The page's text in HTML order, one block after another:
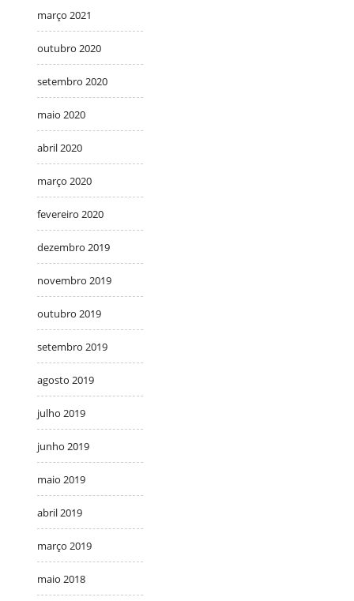
março 2021
outubro 2020
setembro 2020
maio 2020
abril 2020
março 2020
fevereiro 2020
dezembro 2019
novembro 2019
outubro 2019
setembro 2019
agosto 2019
julho 2019
junho 2019
maio 2019
abril 2019
março 2019
maio 2018